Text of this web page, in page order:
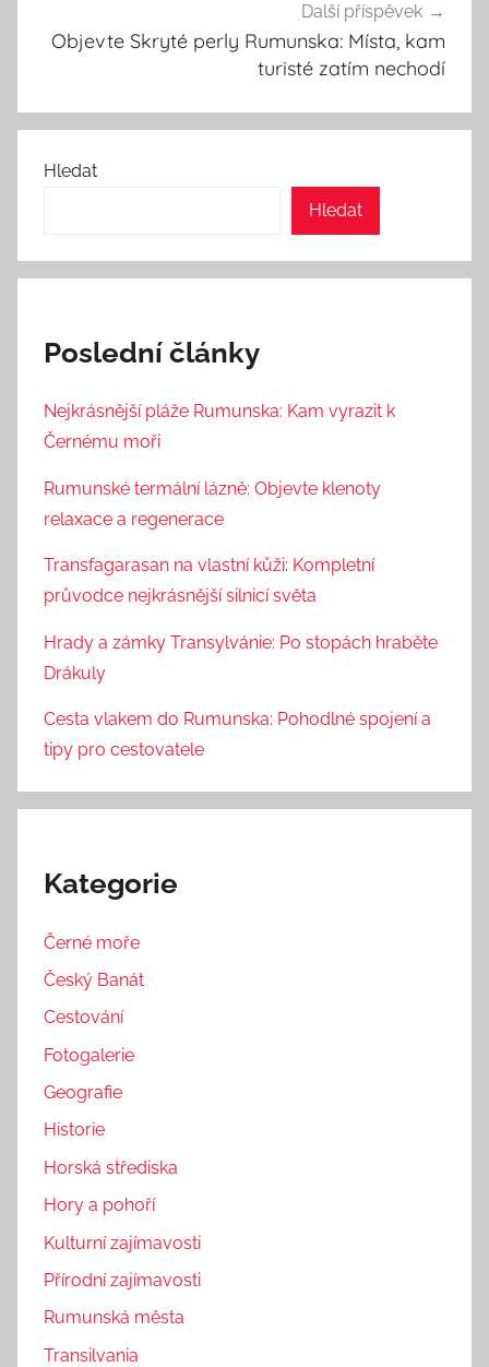
Další příspěvek
Objevte Skryté perly Rumunska: Místa, kam
turisté zatím nechodí
Hledat
Hledat
Poslední články
Nejkrásnější pláže Rumunska: Kam vyrazit k
Černému moři
Rumunské termální lázně: Objevte klenoty
relaxace a regenerace
Transfagarasan na vlastní kůži: Kompletní
průvodce nejkrásnější silnicí světa
Hrady a zámky Transylvánie: Po stopách hraběte
Drákuly
Cesta vlakem do Rumunska: Pohodlné spojení a
tipy pro cestovatele
Kategorie
Černé moře
Český Banát
Cestování
Fotogalerie
Geografie
Historie
Horská střediska
Hory a pohoří
Kulturní zajímavosti
Přírodní zajímavosti
Rumunská města
Transilvania